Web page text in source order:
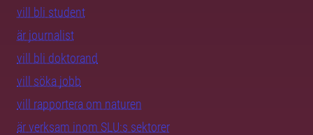
vill bli student
är journalist
vill bli doktorand
vill söka jobb
vill rapportera om naturen
är verksam inom SLU:s sektorer